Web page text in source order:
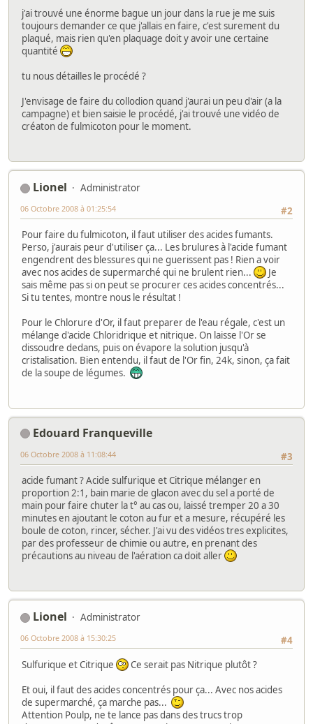
j'ai trouvé une énorme bague un jour dans la rue je me suis
toujours demander ce que j'allais en faire, c'est surement du
plaqué, mais rien qu'en plaquage doit y avoir une certaine
quantité
tu nous détailles le procédé ?
J'envisage de faire du collodion quand j'aurai un peu d'air (a la
campagne) et bien saisie le procédé, j'ai trouvé une vidéo de
créaton de fulmicoton pour le moment.
Lionel
Administrator
#2
06 Octobre 2008 à 01:25:54
Pour faire du fulmicoton, il faut utiliser des acides fumants.
Perso, j'aurais peur d'utiliser ça... Les brulures à l'acide fumant
engendrent des blessures qui ne guerissent pas ! Rien a voir
avec nos acides de supermarché qui ne brulent rien...
Je
sais même pas si on peut se procurer ces acides concentrés...
Si tu tentes, montre nous le résultat !
Pour le Chlorure d'Or, il faut preparer de l'eau régale, c'est un
mélange d'acide Chloridrique et nitrique. On laisse l'Or se
dissoudre dedans, puis on évapore la solution jusqu'à
cristalisation. Bien entendu, il faut de l'Or fin, 24k, sinon, ça fait
de la soupe de légumes.
Edouard Franqueville
#3
06 Octobre 2008 à 11:08:44
acide fumant ? Acide sulfurique et Citrique mélanger en
proportion 2:1, bain marie de glacon avec du sel a porté de
main pour faire chuter la t° au cas ou, laissé tremper 20 a 30
minutes en ajoutant le coton au fur et a mesure, récupéré les
boule de coton, rincer, sécher. J'ai vu des vidéos tres explicites,
par des professeur de chimie ou autre, en prenant des
précautions au niveau de l'aération ca doit aller
Lionel
Administrator
#4
06 Octobre 2008 à 15:30:25
Sulfurique et Citrique
Ce serait pas Nitrique plutôt ?
Et oui, il faut des acides concentrés pour ça... Avec nos acides
de supermarché, ça marche pas...
Attention Poulp, ne te lance pas dans des trucs trop